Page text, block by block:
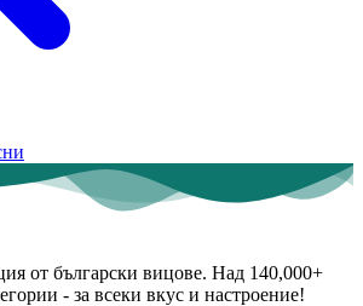
от български вицове. Над 140,000+
- за всеки вкус и настроение!